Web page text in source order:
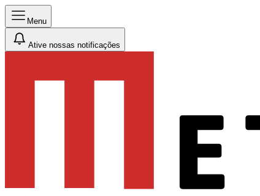
Menu
Ative nossas notificações